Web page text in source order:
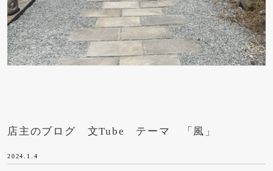
店主のブログ 文Tube テーマ 「風」
2024.1.4